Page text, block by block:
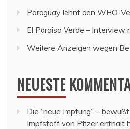
Paraguay lehnt den WHO-
El Paraiso Verde – Interview
Weitere Anzeigen wegen
NEUESTE
Die “neue Impfung” –
Impfstoff von Pfizer enthält